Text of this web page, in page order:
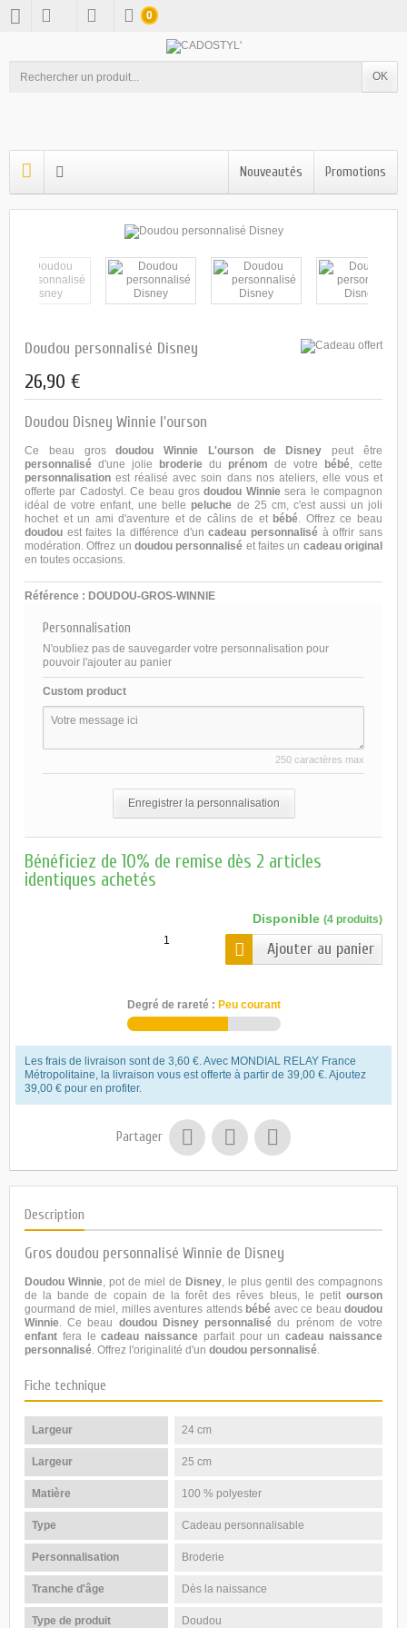
OK
0
Promotions
Nouveautés
Doudou personnalisé Disney
26,90 €
Doudou Disney Winnie l'ourson
Ce beau grosdoudou Winnie L'ourson de Disney peut être
personnalisé d'une jolie broderie du prénom de votre bébé , cette
personnalisation est réalisé avec soin dans nos ateliers, elle vous et
offerte par Cadostyl . Ce beau grosdoudou Winniesera le compagnon
idéal de votre enfant, une belle peluche de 25 cm, c'est aussi un joli
hochet et un ami d'aventure et de câlins de et bébé . Offrez ce beau
doudou est faites la différence d'uncadeau personnaliséà offrir sans
modération. Offrez un doudou personnalisé et faites un cadeau original
en toutes occasions.
Référence : DOUDOU-GROS-WINNIE
Personnalisation
N'oubliez pas de sauvegarder votre personnalisation pour
pouvoir l'ajouter au panier
Custom product
250 caractères max
Enregistrer la personnalisation
Bénéficiez de 10% de remise dès 2 articles
identiques achetés
Disponible (4 produits)
Ajouter au panier
Degré de rareté : Peu courant
Les frais de livraison sont de 3,60 €. Avec MONDIAL RELAY France
Métropolitaine, la livraison vous est offerte à partir de 39,00 €. Ajoutez
39,00 € pour en profiter.
Partager
Description
Gros doudou personnalisé Winnie de Disney
Doudou Winnie , pot de miel de Disney , le plus gentil des compagnons
de la bande de copain de la forêt des rêves bleus, le petit ourson
gourmand de miel, milles aventures attends bébé avec ce beau doudou
Winnie . Ce beau doudou Disney personnalisé du prénom de votre
enfant fera lecadeau naissance parfait pour uncadeau naissance
personnalisé . Offrez l'originalité d'un doudou personnalisé
Fiche technique
Largeur 24 cm
Largeur 25 cm
Matière 100 % polyester
Type Cadeau personnalisable
Personnalisation Broderie
Tranche d'âge Dès la naissance
Type de produit Doudou